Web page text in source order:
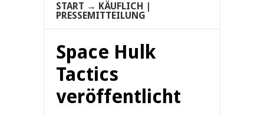
START → KÄUFLICH
PRESSEMITTEILUNG
Space Hulk
Tactics
veröffentlicht